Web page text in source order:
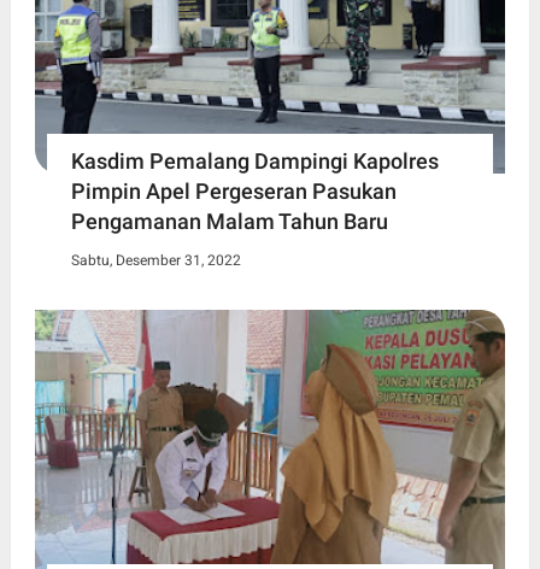
Kasdim Pemalang Dampingi Kapolres
Pimpin Apel Pergeseran Pasukan
Pengamanan Malam Tahun Baru
Sabtu, Desember 31, 2022